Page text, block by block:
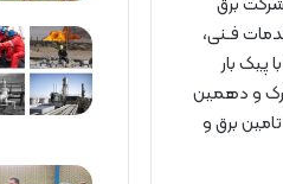
فـنی،
اداری و مالی مورد نیاز متقاضیان و مشترکین برق را در حوزه عملکرد شرکت انجام می دهد. این شرکت در سال 1400 با پیک بار
نظر تعداد مشترک و دهمین
انشعاب 25 هزار مشترک جدید، تامین برق و